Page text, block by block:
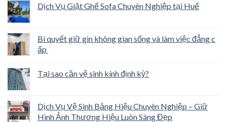
Dịch Vụ Giặt Ghế Sofa Chuyên Nghiệp tại Huế
Bí quyết giữ gìn không gian sống và làm việc đẳng c
ấp
Tại sao cần vệ sinh kính định kỳ?
Dịch Vụ Vệ Sinh Bảng Hiệu Chuyên Nghiệp – Giữ
Hình Ảnh Thương Hiệu Luôn Sáng Đẹp